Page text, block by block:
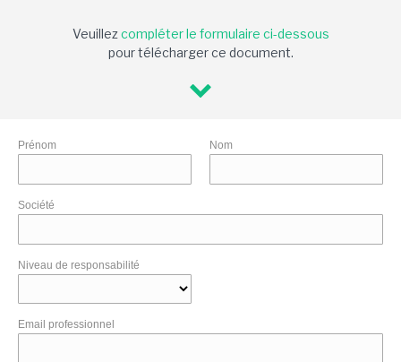
Veuillezcompléter le formulaire ci-dessous
pour télécharger ce document.
Prénom Nom
Société
Niveau de responsabilité
Email professionnel